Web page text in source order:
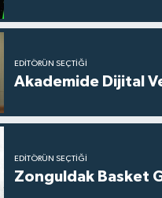
EDITÖRÜN SEÇTIĞI
Akademide Dijital
EDITÖRÜN SEÇTIĞI
Zonguldak Basket